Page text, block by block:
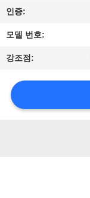
장
여
행
품
인증:
모델 번호:
강조점: